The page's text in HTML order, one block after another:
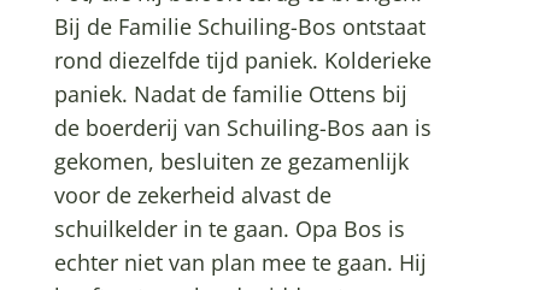
Bij de Familie Schuiling-Bos ontstaat
rond diezelfde tijd paniek. Kolderieke
paniek. Nadat de familie Ottens bij
de boerderij van Schuiling-Bos aan is
gekomen, besluiten ze gezamenlijk
voor de zekerheid alvast de
schuilkelder in te gaan. Opa Bos is
echter niet van plan mee te gaan. Hij